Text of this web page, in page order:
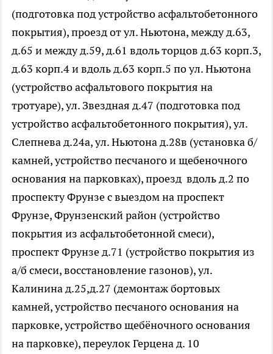
(подготовка под устройство асфальтобетонного
покрытия), проезд от ул. Ньютона, между д.63,
д.65 и между д.59, д.61 вдоль торцов д.63 корп.3,
д.63 корп.4 и вдоль д.63 корп.5 по ул. Ньютона
(устройство асфальтового покрытия на
тротуаре), ул. Звездная д.47 (подготовка под
устройство асфальтобетонного покрытия), ул.
Слепнева д.24а, ул. Ньютона д.28в (установка б/
камней, устройство песчаного и щебеночного
основания на парковках), проезд вдоль д.2 по
проспекту Фрунзе с выездом на проспект
Фрунзе, Фрунзенский район (устройство
покрытия из асфальтобетонной смеси),
проспект Фрунзе д.71 (устройство покрытия из
а/б смеси, восстановление газонов), ул.
Калинина д.25,д.27 (демонтаж бортовых
камней, устройство песчаного основания на
парковке, устройство щебёночного основания
на парковке), переулок Герцена д. 10